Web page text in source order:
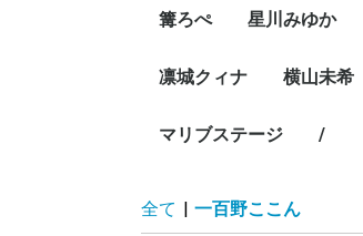
篝ろぺ 星川みゆか
凛城クィナ 横山未希
マリブステージ /
全て | 一百野ここん